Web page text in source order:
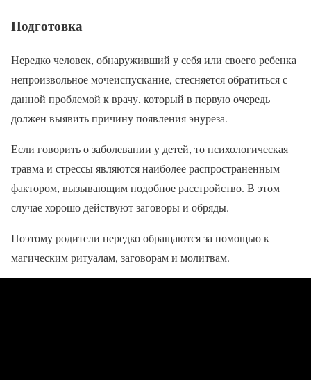
Подготовка
Нередко человек, обнаруживший у себя или своего ребенка
непроизвольное мочеиспускание, стесняется обратиться с
данной проблемой к врачу, который в первую очередь
должен выявить причину появления энуреза.
Если говорить о заболевании у детей, то психологическая
травма и стрессы являются наиболее распространенным
фактором, вызывающим подобное расстройство. В этом
случае хорошо действуют заговоры и обряды.
Поэтому родители нередко обращаются за помощью к
магическим ритуалам, заговорам и молитвам.